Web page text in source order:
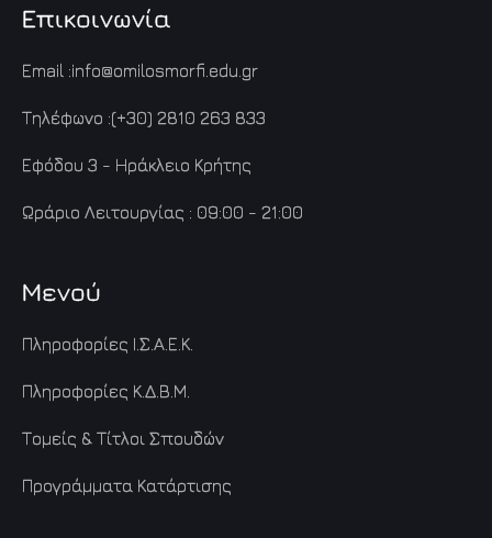
Επικοινωνία
Email :info@omilosmorfi.edu.gr
Τηλέφωνο :(+30) 2810 263 833
Εφόδου 3 - Ηράκλειο Κρήτης
Ωράριο Λειτουργίας : 09:00 - 21:00
Μενού
Πληροφορίες Ι.Σ.Α.Ε.Κ.
Πληροφορίες Κ.Δ.Β.Μ.
Τομείς & Τίτλοι Σπουδών
Προγράμματα Κατάρτισης